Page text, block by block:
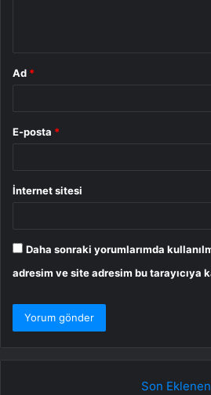
Ad *
E-posta *
İnternet sitesi
Daha sonraki yorumlarımda
adresim ve site adresim bu tarayıcıya
Son Eklenen